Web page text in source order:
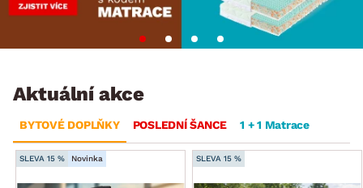
Aktuální akce
BYTOVÉ DOPLŇKY POSLEDNÍ ŠANCE 1 + 1 Matrace
SLEVA 15 % Novinka SLEVA 15 %